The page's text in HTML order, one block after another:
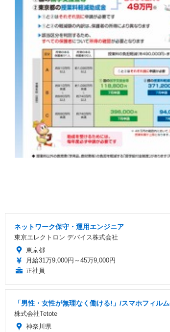
ネットワーク保守・運用エンジニア
東京エレクトロン デバイス株式会社
東京都
月給31万9,000円～45万9,000円
正社員
「男性・女性が無理なく働ける!」/スマホフィル
株式会社Tetote
神奈川県